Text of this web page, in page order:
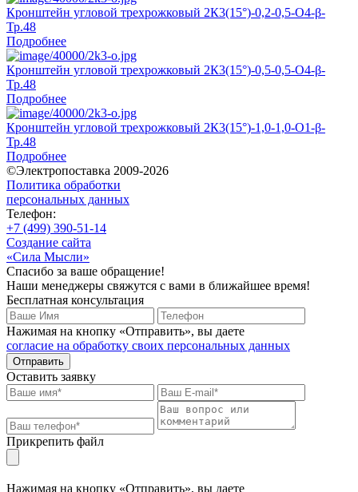
Кронштейн угловой трехрожковый 2К3(15°)-0,2-0,5-О4-β-
Тр.48
Подробнее
Кронштейн угловой трехрожковый 2К3(15°)-0,5-0,5-О4-β-
Тр.48
Подробнее
Кронштейн угловой трехрожковый 2К3(15°)-1,0-1,0-О1-β-
Тр.48
Подробнее
©Электропоставка 2009-2026
Политика обработки
персональных данных
Телефон:
+7 (499) 390-51-14
Создание сайта
«Сила Мысли»
Спасибо за ваше обращение!
Наши менеджеры свяжутся с вами в ближайшее время!
Бесплатная консультация
Нажимая на кнопку «Отправить», вы даете
согласие на обработку своих персональных данных
Отправить
Оставить заявку
Прикрепить файл
Нажимая на кнопку «Отправить», вы даете